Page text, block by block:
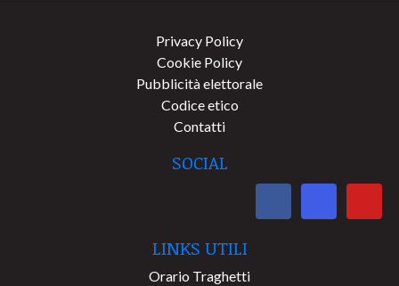
Privacy Policy
Cookie Policy
Pubblicità elettorale
Codice etico
Contatti
SOCIAL
LINKS UTILI
Orario Traghetti